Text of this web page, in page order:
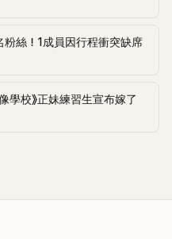
粉絲！1成員因行程衝突缺席
學校》正妹練習生宣布嫁了